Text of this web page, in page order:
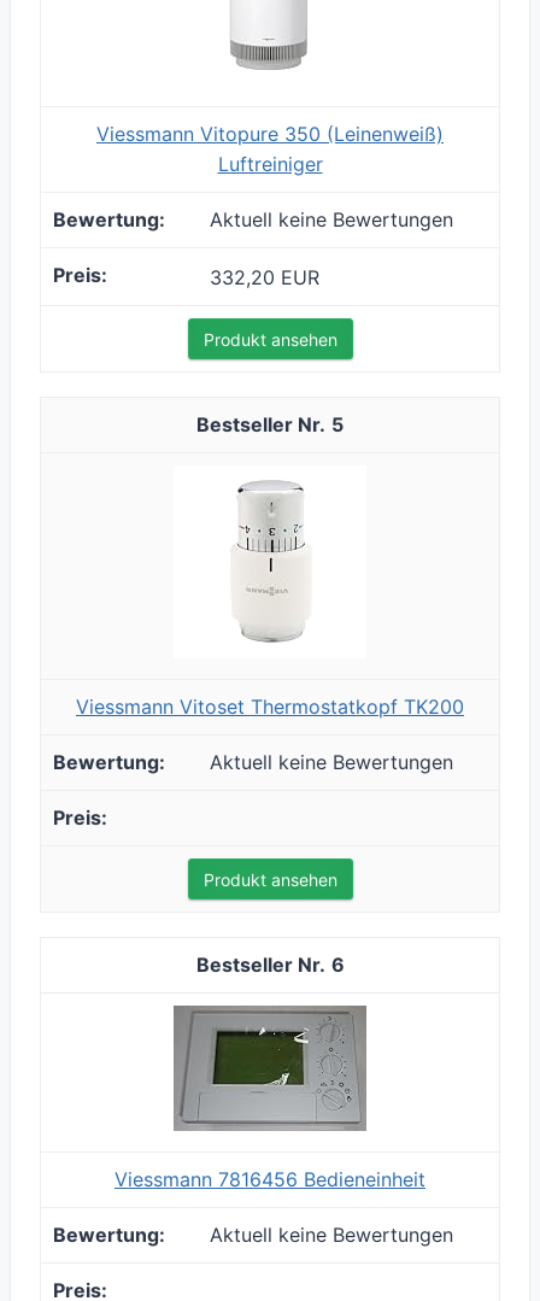
Viessmann Vitopure 350 (Leinenweiß)
Luftreiniger
Aktuell keine Bewertungen
332,20 EUR
Produkt ansehen
5
Viessmann Vitoset Thermostatkopf TK200
Aktuell keine Bewertungen
Produkt ansehen
6
Viessmann 7816456 Bedieneinheit
Aktuell keine Bewertungen